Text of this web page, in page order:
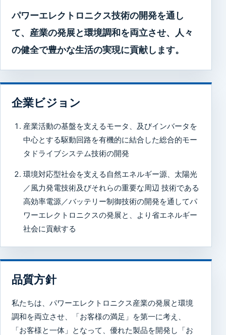
パワーエレクトロニクス技術の開発を通し
て、産業の発展と環境調和を両立させ、人々
の健全で豊かな生活の実現に貢献します。
企業ビジョン
産業活動の基盤を支えるモータ、及びインバータを
中心とする駆動回路を有機的に結合した総合的モー
タドライブシステム技術の開発
環境対応型社会を支える自然エネルギー源、太陽光
／風力発電技術及びそれらの重要な周辺 技術である
高効率電源／バッテリー制御技術の開発を通してパ
ワーエレクトロニクスの発展と、より省エネルギー
社会に貢献する
品質方針
私たちは、パワーエレクトロニクス産業の発展と環境
調和を両立させ、「お客様の満足」を第一に考え、
「お客様と一体」となって、優れた製品を開発し「お